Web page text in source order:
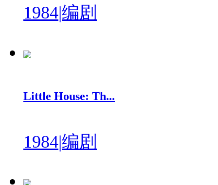
1984|编剧
Little House: Th...
1984|编剧